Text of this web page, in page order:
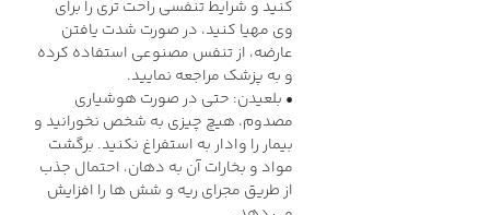
کنید و شرایط تنفسی راحت تری را برای
وی مهیا کنید، در صورت شدت یافتن
عارضه، از تنفس مصنوعی استفاده کرده
و به پزشک مراجعه نمایید.
• بلعیدن: حتی در صورت هوشیاری
مصدوم، هیچ چیزی به شخص نخورانید و
بیمار را وادار به استفراغ نکنید. برگشت
مواد و بخارات آن به دهان، احتمال جذب
از طریق مجرای ریه و شش ها را افزایش